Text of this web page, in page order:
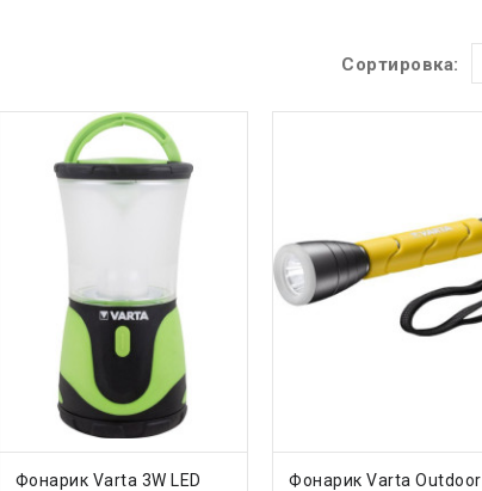
Сортировка:
КУПИТЬ
Фонарик Varta 3W LED
КУПИТЬ
Фонарик Varta Outdoor